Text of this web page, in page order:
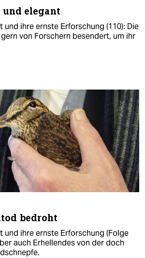
elegant
und ihre ernste Erforschung (110): Die
von Forschern besendert, um ihr
bedroht
und ihre ernste Erforschung (Folge
auch Erhellendes von der doch